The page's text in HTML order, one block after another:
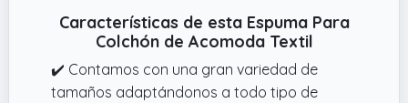
Características de esta Espuma Para
Colchón de Acomoda Textil
✔️ Contamos con una gran variedad de
tamaños adaptándonos a todo tipo de